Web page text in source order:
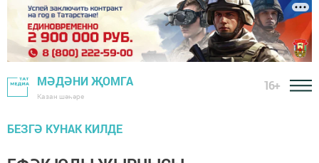
МӘДӘНИ ҖОМГА
Казан шәһәре
16+
БЕЗГӘ КУНАК КИЛДЕ